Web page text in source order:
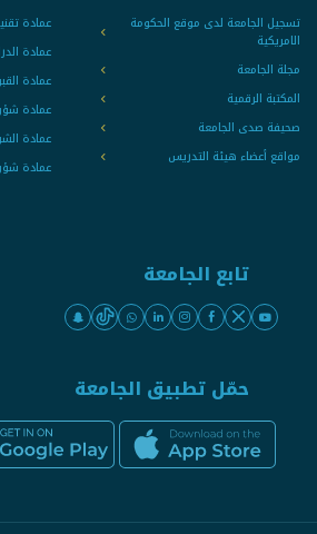
تسجيل الجامعة لدى موقع الحكومة
الامريكية
مجلة الجامعة
المكتبة الرقمية
صحيفة صدى الجامعة
مواقع أعضاء هيئة التدريس
عمادة
عمادة
عمادة
عمادة
عمادة
عمادة
تابع الجامعة
حمّل تطبيق الجامعة